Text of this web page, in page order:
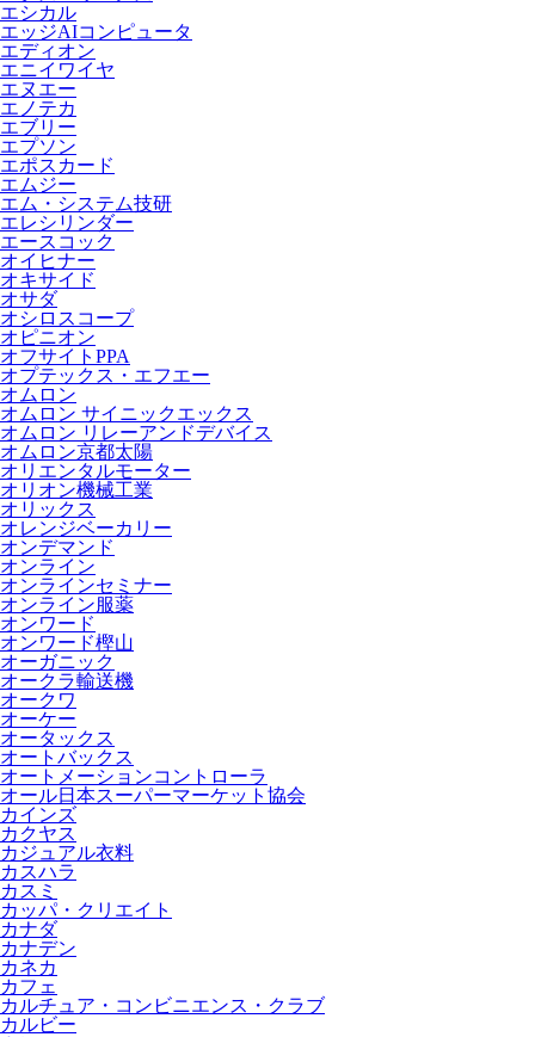
エシカル
エッジAIコンピュータ
エディオン
エニイワイヤ
エヌエー
エノテカ
エブリー
エプソン
エポスカード
エムジー
エム・システム技研
エレシリンダー
エースコック
オイヒナー
オキサイド
オサダ
オシロスコープ
オピニオン
オフサイトPPA
オプテックス・エフエー
オムロン
オムロン サイニックエックス
オムロン リレーアンドデバイス
オムロン京都太陽
オリエンタルモーター
オリオン機械工業
オリックス
オレンジベーカリー
オンデマンド
オンライン
オンラインセミナー
オンライン服薬
オンワード
オンワード樫山
オーガニック
オークラ輸送機
オークワ
オーケー
オータックス
オートバックス
オートメーションコントローラ
オール日本スーパーマーケット協会
カインズ
カクヤス
カジュアル衣料
カスハラ
カスミ
カッパ・クリエイト
カナダ
カナデン
カネカ
カフェ
カルチュア・コンビニエンス・クラブ
カルビー